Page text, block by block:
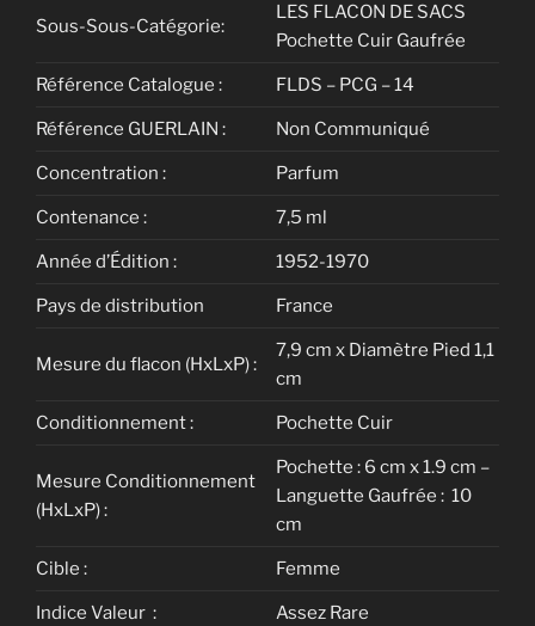
Sous-Sous-Catégorie:
LES FLACON DE SACS
Pochette Cuir Gaufrée
Référence Catalogue : FLDS – PCG – 14
Référence GUERLAIN : Non Communiqué
Concentration : Parfum
Contenance : 7,5 ml
Année d’Édition : 1952-1970
Pays de distribution France
Mesure du flacon (HxLxP) :
7,9 cm x Diamètre Pied 1,1
cm
Conditionnement : Pochette Cuir
Mesure Conditionnement
(HxLxP) :
Pochette : 6 cm x 1.9 cm –
Languette Gaufrée : 10
cm
Cible : Femme
Indice Valeur : Assez Rare